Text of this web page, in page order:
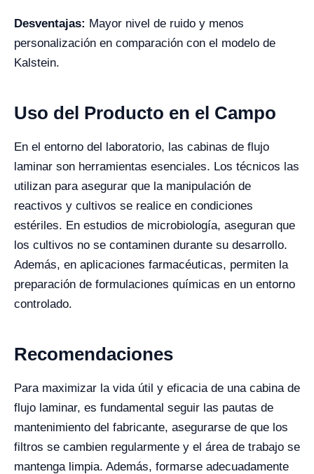
Desventajas: Mayor nivel de ruido y menos
personalización en comparación con el modelo de
Kalstein.
Uso del Producto en el Campo
En el entorno del laboratorio, las cabinas de flujo
laminar son herramientas esenciales. Los técnicos las
utilizan para asegurar que la manipulación de
reactivos y cultivos se realice en condiciones
estériles. En estudios de microbiología, aseguran que
los cultivos no se contaminen durante su desarrollo.
Además, en aplicaciones farmacéuticas, permiten la
preparación de formulaciones químicas en un entorno
controlado.
Recomendaciones
Para maximizar la vida útil y eficacia de una cabina de
flujo laminar, es fundamental seguir las pautas de
mantenimiento del fabricante, asegurarse de que los
filtros se cambien regularmente y el área de trabajo se
mantenga limpia. Además, formarse adecuadamente